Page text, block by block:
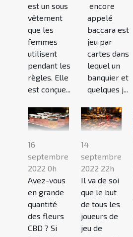
est un sous
vêtement
que les
femmes
utilisent
pendant les
règles. Elle
est conçue...
encore
appelé
baccara est
jeu par
cartes dans
lequel un
banquier et
quelques j...
16
septembre
2022 0h
Avez-vous
en grande
quantité
des fleurs
CBD ? Si
14
septembre
2022 22h
Il va de soi
que le but
de tous les
joueurs de
jeu de